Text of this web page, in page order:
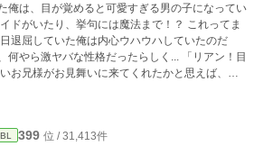
俺は、目が覚めると可愛すぎる男の子になってい
激ヤバな性格だったらしく... 「リアン！目
れだして落馬してしまったから心配で... と衝撃
の体になったんだ！ 俺の体になった以上、この
！！
BL 399 位 / 31,413件